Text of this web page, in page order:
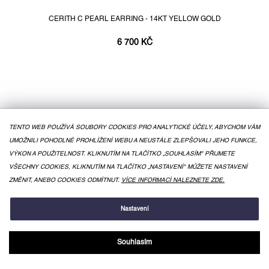
TENTO WEB POUŽÍVÁ SOUBORY COOKIES PRO ANALYTICKÉ ÚČELY, ABYCHOM VÁM
UMOŽNILI POHODLNÉ PROHLÍŽENÍ WEBU A NEUSTÁLE ZLEPŠOVALI JEHO FUNKCE,
VÝKON A POUŽITELNOST. KLIKNUTÍM NA TLAČÍTKO „SOUHLASÍM" PŘIJMETE
VŠECHNY COOKIES, KLIKNUTÍM NA TLAČÍTKO „NASTAVENÍ" MŮŽETE NASTAVENÍ
ZMĚNIT, ANEBO COOKIES ODMÍTNUT. VÍCE INFORMACÍ NALEZNETE ZDE.
Nastavení
Souhlasím
CERITH C PEARL EARRING - 14KT YELLOW GOLD
6 700 KČ